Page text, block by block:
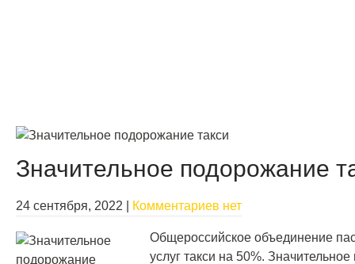
Значительное подорожание
24 сентября, 2022 Комментариев нет
Общероссийское объединение
услуг такси на 50%.